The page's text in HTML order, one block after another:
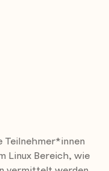
journalctl
Teilnehmer*innen
Linux Bereich, wie